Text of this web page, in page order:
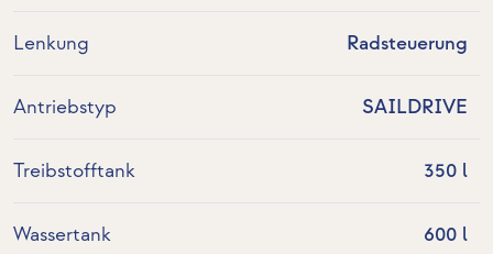
Lenkung Radsteuerung
Antriebstyp SAILDRIVE
Treibstofftank 350 l
Wassertank 600 l